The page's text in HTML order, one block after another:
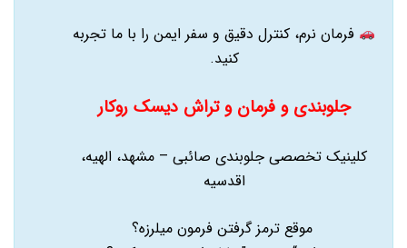
فرمان نرم، کنترل دقیق و سفر ایمن را با ما تجربه
کنید.
جلوبندی و فرمان و تراش دیسک روکار
کلینیک تخصصی جلوبندی صائبی – مشهد، الهیه،
اقدسیه
موقع ترمز گرفتن فرمون میلرزه؟